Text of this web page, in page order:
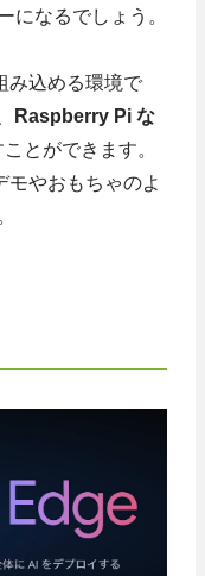
になるでしょう。
み込める環境で
Raspberry Pi な
とができます。
モやおもちゃのよ